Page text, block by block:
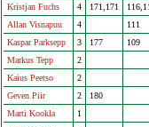
Kristjan Fuchs
4 171,171
Allan Visnapuu
4
111
Kaspar Parksepp
3 177
109
Markus Tepp
2
Kaius Peetso
2
Geven Piir
2
180
Marti Kookla
1